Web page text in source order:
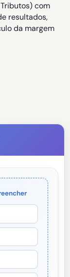
com
resultados,
da margem